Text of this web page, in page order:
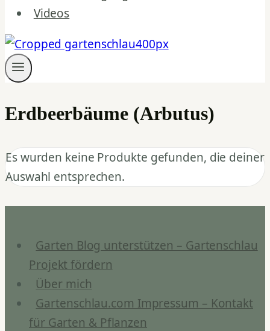
Videos
Erdbeerbäume (Arbutus)
Es wurden keine Produkte gefunden, die deiner
Auswahl entsprechen.
Garten Blog unterstützen – Gartenschlau
Projekt fördern
Über mich
Gartenschlau.com Impressum – Kontakt
für Garten & Pflanzen